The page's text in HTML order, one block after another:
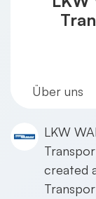
Über uns
LKW
created